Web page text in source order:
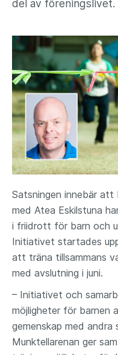
del av föreningslivet.
Satsningen innebär att
med Atea Eskilstuna
i friidrott för barn och
Initiativet startades
att träna tillsammans
med avslutning i juni.
– Initiativet och
möjligheter för barnen
gemenskap med andra
Munktellarenan ger